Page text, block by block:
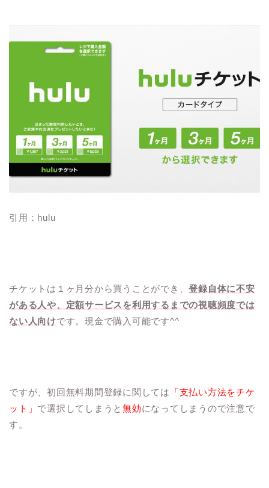
引用：hulu
チケットは１ヶ月分から買うことができ、登録自体に不安
がある人や、定額サービスを利用するまでの視聴頻度では
ない人向けです。現金で購入可能です^^
ですが、初回無料期間登録に関しては
「支払い方法をチケ
ット」 で選択してしまうと無効になってしまうので注意で
す。